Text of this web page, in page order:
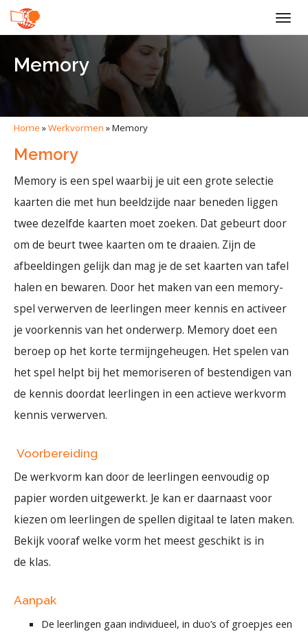
Memory
Home »Werkvormen »Memory
Memory
Memory is een spel waarbij je uit een grote selectie
kaarten die met hun beeldzijde naar beneden liggen
twee dezelfde kaarten moet zoeken. Dat gebeurt door
om de beurt twee kaarten om te draaien. Zijn de
afbeeldingen gelijk dan mag je de set kaarten van tafel
halen en bewaren. Door het maken van een memory-
spel verwerven de leerlingen meer kennis en activeer
je voorkennis van het onderwerp. Memory doet een
beroep op het korte termijngeheugen. Het spelen van
het spel helpt bij het memoriseren of bestendigen van
de kennis doordat leerlingen in een actieve werkvorm
kennis verwerven.
Voorbereiding
De werkvorm kan door de leerlingen eenvoudig op
papier worden uitgewerkt. Je kan er daarnaast voor
kiezen om leerlingen de spellen digitaal te laten maken.
Bekijk vooraf welke vorm het meest geschikt is in
de klas.
Aanpak
De leerlingen gaan individueel, in duo’s of groepjes een